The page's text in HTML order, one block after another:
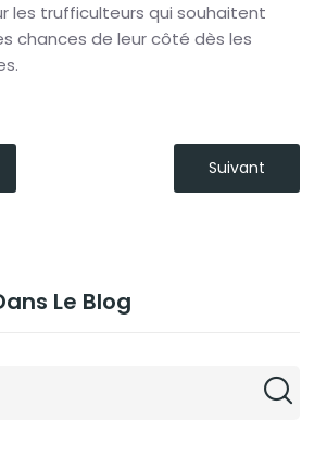
les trufficulteurs qui souhaitent
chances de leur côté dès les
Suivant
Le Blog